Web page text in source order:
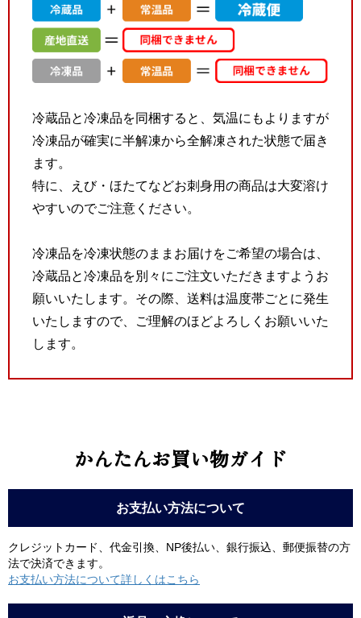
冷蔵品と冷凍品を同梱すると、気温にもよりますが
冷凍品が確実に半解凍から全解凍された状態で届き
ます。
特に、えび・ほたてなどお刺身用の商品は大変溶け
やすいのでご注意ください。
冷凍品を冷凍状態のままお届けをご希望の場合は、
冷蔵品と冷凍品を別々にご注文いただきますようお
願いいたします。その際、送料は温度帯ごとに発生
いたしますので、ご理解のほどよろしくお願いいた
します。
かんたんお買い物ガイド
お支払い方法について
クレジットカード、代金引換、NP後払い、銀行振込、郵便振替の方
法で決済できます。
お支払い方法について詳しくはこちら